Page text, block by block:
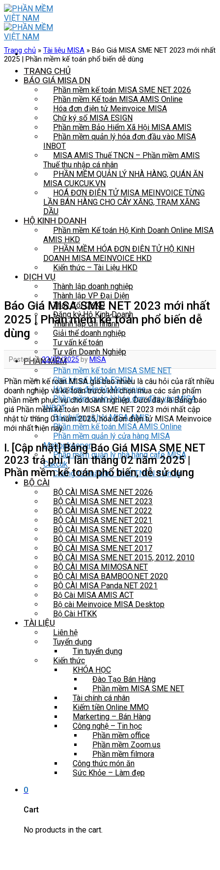
Skip
to
content
TRANG CHỦ
BÁO GIÁ MISA DN
Phần mềm kế toán MISA SME NET 2026
Phần mềm Kế toán MISA AMIS Online
Hóa đơn điện tử Meinvoice MISA
Chữ ký số MISA ESIGN
Phần mềm Bảo Hiểm Xã Hội MISA AMIS
Phần mềm quản lý hóa đơn đầu vào MISA
INBOT
MISA AMIS Thuế TNCN – Phần mềm AMIS
Thuế thu nhập cá nhân
PHẦN MỀM QUẢN LÝ NHÀ HÀNG, QUÁN ĂN
MISA CUKCUK.VN
HOÁ ĐƠN ĐIỆN TỬ MISA MEINVOICE TỪNG
LẦN BÁN HÀNG CHO CÂY XĂNG, TRẠM XĂNG
DẦU
HỘ KINH DOANH
Phần mềm Kế toán Hộ Kinh Doanh Online MISA
AMIS HKD
PHẦN MỀM HÓA ĐƠN ĐIỆN TỬ HỘ KINH
DOANH MISA MEINVOICE HKD
Kiến thức – Tài Liệu HKD
DỊCH VỤ
Thành lập doanh nghiệp
Thành lập VP Đại Diện
Thay đổi DKKD
Đăng ký Hộ Kinh Doanh
Thành lập chi nhánh
Giải thể doanh nghiệp
Tư vấn kế toán
Tư vấn Doanh Nghiệp
PHẦN MỀM
Phần mềm kế toán MISA SME NET
Chữ ký số MISA ESIGN
Hóa đơn điện tử Meinvoice
Phần mềm quản lý hóa đơn đầu vào MISA
INBOT
Bảo hiểm xã hội MISA AMIS
Phần mềm kế toán MISA AMIS Online
Phần mềm quản lý cửa hàng MISA
Mshopkeeper
Phần mềm quản lý nhà hàng cafe MISA
Cukcuk
Chứng từ khấu trừ Thuế TNCN điện tử
BỘ CÀI
BỘ CÀI MISA SME NET 2026
BỘ CÀI MISA SME NET 2023
BỘ CÀI MISA SME.NET 2022
BỘ CÀI MISA SME.NET 2021
BỘ CÀI MISA SME.NET 2020
BỘ CÀI MISA SME.NET 2019
BỘ CÀI MISA SME.NET 2017
BỘ CÀI MISA SME.NET 2015, 2012, 2010
BỘ CÀI MISA MIMOSA.NET
BỘ CÀI MISA BAMBOO.NET 2020
BỘ CÀI MISA Panda.NET 2021
Bộ Cài MISA AMIS ACT
Bộ cài Meinvoice MISA Desktop
Bộ Cài HTKK
TÀI LIỆU
Liên hệ
Tuyển dụng
Tin tuyển dụng
Kiến thức
KHÓA HỌC
Đào Tạo Bán Hàng
Phần mềm MISA SME NET
Tài chính cá nhân
Kiếm tiền Online MMO
Markerting – Bán Hàng
Công nghệ – Tin học
Phần mềm office
Phần mềm Zoom.us
Phần mềm filmora
Công thức món ăn
Sức Khỏe – Làm đẹp
0
Cart
No products in the cart.
Trang chủ » Tài liệu MISA » Báo Giá MISA SME NET 2023 mới nhất
2025 | Phần mềm kế toán phổ biến dễ dùng
Báo Giá MISA SME NET 2023 mới nhất
2025 | Phần mềm kế toán phổ biến dễ
dùng
Posted on22/02/2025 by MISA
Phần mềm kế roán MISA giá bao nhiêu là câu hỏi của rất nhiều
doanh nghiệp và kế toán trước khi chọn mua các sản phẩm
phần mềm phục vụ cho doanh nghiệp. Dưới đây là Bảng báo
giá Phần mềm kế toán MISA SME NET 2023 mới nhất cập
nhật từ tháng 01 năm 2025, hóa đơn điện tử MISA Meinvoice
mới nhất hiện nay.
I. [Cập nhật] Bảng Báo Giá MISA SME NET
2023 trả phí 1 lần tháng 02 năm 2025 |
Phần mềm kế toán phổ biến, dễ sử dụng